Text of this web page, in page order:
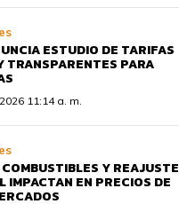
ESTUDIO DE TARIFAS
TRANSPARENTES PARA
11:14 a. m.
Y REAJUSTE
IMPACTAN EN PRECIOS DE